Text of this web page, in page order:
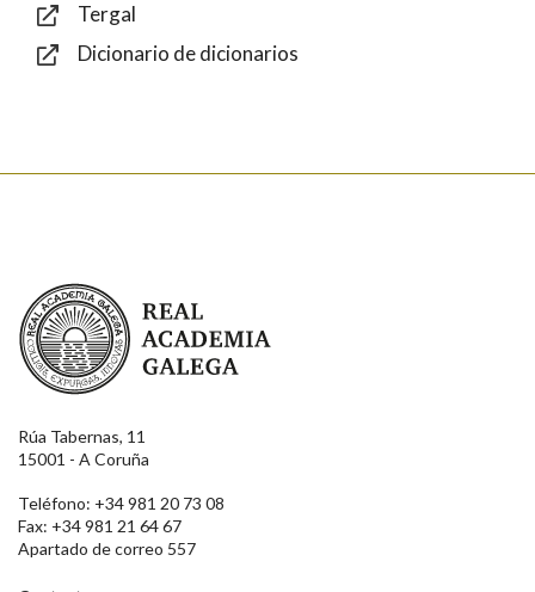
Tergal
Dicionario de dicionarios
Real Academia Galega
Rúa Tabernas, 11
15001 - A Coruña
Teléfono: +34 981 20 73 08
Fax: +34 981 21 64 67
Apartado de correo 557